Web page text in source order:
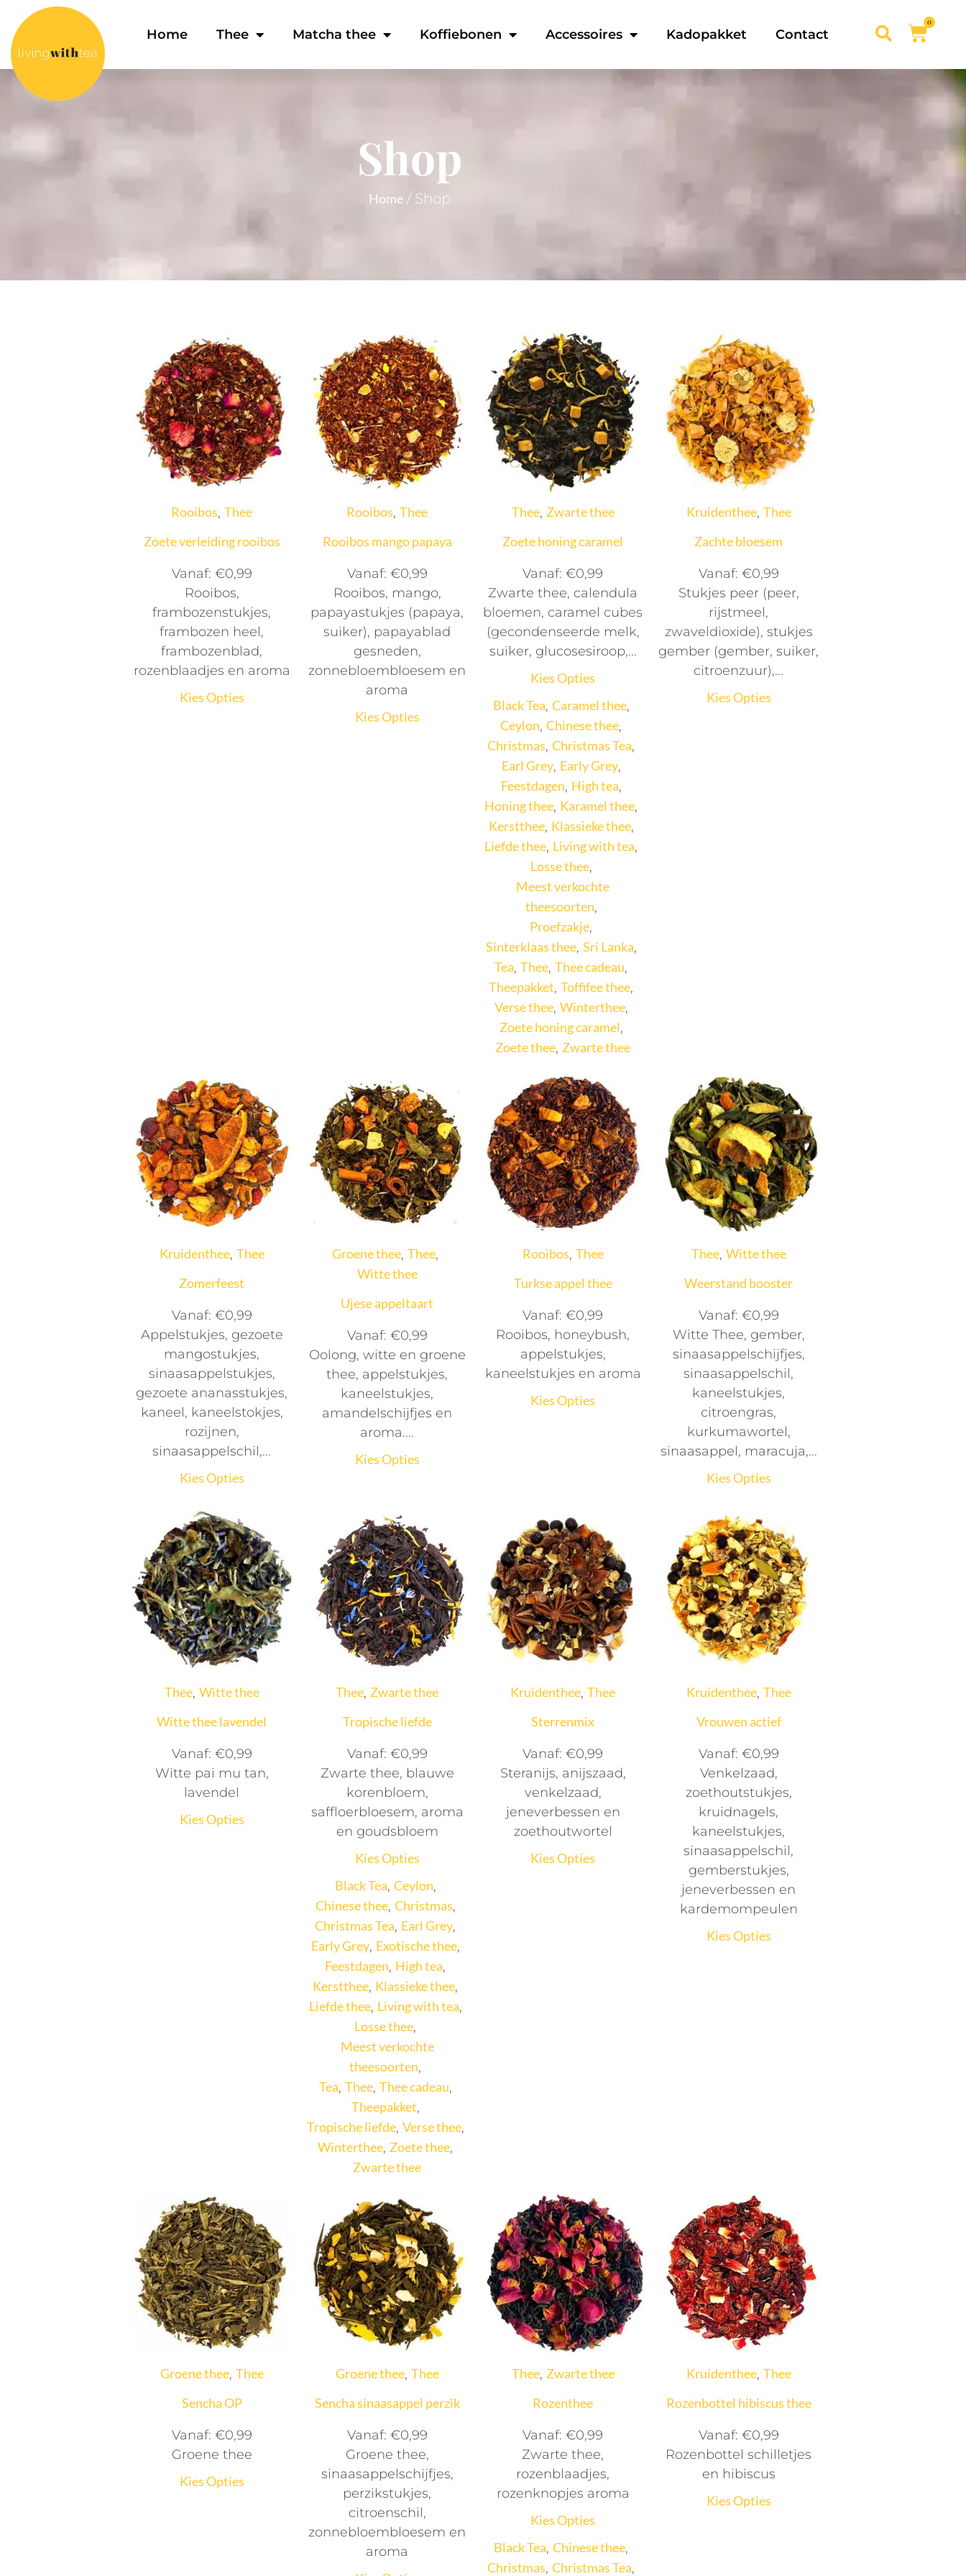
Home Thee Matcha thee Koffiebonen Accessoires Kadopakket Contact
0
Shop
Home/ Shop
Rooibos,Thee
Zoete verleiding rooibos
Vanaf: €0,99
Rooibos,
frambozenstukjes,
frambozen heel,
frambozenblad,
rozenblaadjes en aroma
Kies Opties
Rooibos,Thee
Rooibos mango papaya
Vanaf: €0,99
Rooibos, mango,
papayastukjes (papaya,
suiker), papayablad
gesneden,
zonnebloembloesem en
aroma
Kies Opties
Thee, Zwarte thee
Zoete honing caramel
Vanaf:€0,99
Zwarte thee, calendula
bloemen, caramel cubes
(gecondenseerde melk,
suiker, glucosesiroop,...
Kies Opties
Black Tea, Caramel thee,
Ceylon,Chinese thee,
Christmas,Christmas Tea,
Earl Grey, Early Grey,
Feestdagen, High tea,
Honing thee, Karamel thee,
Kerstthee, Klassieke thee,
Liefde thee, Living with tea,
Losse thee,
Meest verkochte
theesoorten,
Proefzakje,
Sinterklaas thee, Sri Lanka,
Tea,Thee,Thee cadeau,
Theepakket,Toffifee thee,
Verse thee, Winterthee,
Zoete honing caramel,
Zoete thee,Zwarte thee
Kruidenthee, Thee
Zachte bloesem
Vanaf: €0,99
Stukjes peer (peer,
rijstmeel,
zwaveldioxide), stukjes
gember (gember, suiker,
citroenzuur),...
Kies Opties
Kruidenthee, Thee
Zomerfeest
Vanaf: €0,99
Appelstukjes, gezoete
mangostukjes,
sinaasappelstukjes,
gezoete ananasstukjes,
kaneel, kaneelstokjes,
rozijnen,
sinaasappelschil,...
Kies Opties
Groene thee,Thee,
Witte thee
Ujese appeltaart
Vanaf: €0,99
Oolong, witte en groene
thee, appelstukjes,
kaneelstukjes,
amandelschijfjes en
aroma....
Kies Opties
Rooibos, Thee
Turkse appel thee
Vanaf:€0,99
Rooibos, honeybush,
appelstukjes,
kaneelstukjes en aroma
Kies Opties
Thee, Witte thee
Weerstand booster
Vanaf: €0,99
Witte Thee, gember,
sinaasappelschijfjes,
sinaasappelschil,
kaneelstukjes,
citroengras,
kurkumawortel,
sinaasappel, maracuja,...
Kies Opties
Thee, Witte thee
Witte thee lavendel
Vanaf: €0,99
Witte pai mu tan,
lavendel
Kies Opties
Thee,Zwarte thee
Tropische liefde
Vanaf: €0,99
Zwarte thee, blauwe
korenbloem,
saffloerbloesem, aroma
en goudsbloem
Kies Opties
Black Tea, Ceylon,
Chinese thee, Christmas,
Christmas Tea, Earl Grey,
Early Grey, Exotische thee,
Feestdagen, High tea,
Kerstthee, Klassieke thee,
Liefde thee, Living with tea,
Losse thee,
Meest verkochte
theesoorten,
Tea, Thee, Thee cadeau,
Theepakket,
Tropische liefde, Verse thee,
Winterthee,Zoete thee,
Zwarte thee
Kruidenthee,Thee
Sterrenmix
Vanaf:€0,99
Steranijs, anijszaad,
venkelzaad,
jeneverbessen en
zoethoutwortel
Kies Opties
Kruidenthee, Thee
Vrouwen actief
Vanaf: €0,99
Venkelzaad,
zoethoutstukjes,
kruidnagels,
kaneelstukjes,
sinaasappelschil,
gemberstukjes,
jeneverbessen en
kardemompeulen
Kies Opties
Groene thee, Thee
Sencha OP
Vanaf: €0,99
Groene thee
Kies Opties
Groene thee, Thee
Sencha sinaasappel perzik
Vanaf: €0,99
Groene thee,
sinaasappelschijfjes,
perzikstukjes,
citroenschil,
zonnebloembloesem en
aroma
Thee, Zwarte thee
Rozenthee
Vanaf:€0,99
Zwarte thee,
rozenblaadjes,
rozenknopjes aroma
Kies Opties
Black Tea,Chinese thee,
Christmas,Christmas Tea,
Kruidenthee, Thee
Rozenbottel hibiscus thee
Vanaf: €0,99
Rozenbottel schilletjes
en hibiscus
Kies Opties